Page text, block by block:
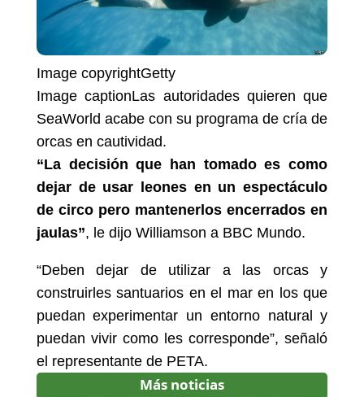
Image copyrightGetty
Image captionLas autoridades quieren que
SeaWorld acabe con su programa de cría de
orcas en cautividad.
“La decisión que han tomado es como
dejar de usar leones en un espectáculo
de circo pero mantenerlos encerrados en
jaulas”, le dijo Williamson a BBC Mundo.
“Deben dejar de utilizar a las orcas y
construirles santuarios en el mar en los que
puedan experimentar un entorno natural y
puedan vivir como les corresponde”, señaló
el representante de PETA.
Más noticias